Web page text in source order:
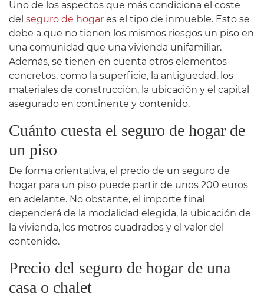
Uno de los aspectos que más condiciona el coste
del seguro de hogar es el tipo de inmueble. Esto se
debe a que no tienen los mismos riesgos un piso en
una comunidad que una vivienda unifamiliar.
Además, se tienen en cuenta otros elementos
concretos, como la superficie, la antigüedad, los
materiales de construcción, la ubicación y el capital
asegurado en continente y contenido.
Cuánto cuesta el seguro de hogar de
un piso
De forma orientativa, el precio de un seguro de
hogar para un piso puede partir de unos 200 euros
en adelante. No obstante, el importe final
dependerá de la modalidad elegida, la ubicación de
la vivienda, los metros cuadrados y el valor del
contenido.
Precio del seguro de hogar de una
casa o chalet